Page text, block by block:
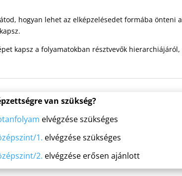
hogyan lehet az elképzelésedet formába önteni a
kapsz a folyamatokban résztvevők hierarchiájáról,
van szükség?
elvégzése szükséges
1. elvégzése szükséges
2. elvégzése erősen ajánlott